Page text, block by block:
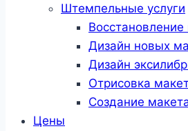
Штемпельные услуги
Дизайн новых
Дизайн
Отрисовка
Создание
Цены